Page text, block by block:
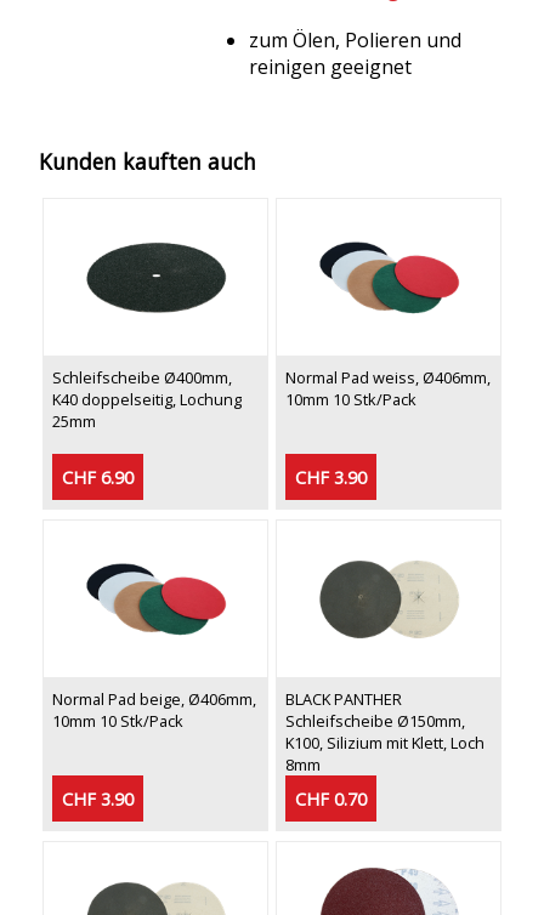
zum Ölen, Polieren und
reinigen geeignet
Kunden kauften auch
Schleifscheibe Ø400mm,
K40 doppelseitig, Lochung
25mm
CHF 6.90
Normal Pad weiss, Ø406mm,
10mm 10 Stk/Pack
CHF 3.90
Normal Pad beige, Ø406mm,
10mm 10 Stk/Pack
CHF 3.90
BLACK PANTHER
Schleifscheibe Ø150mm,
K100, Silizium mit Klett, Loch
8mm
CHF 0.70